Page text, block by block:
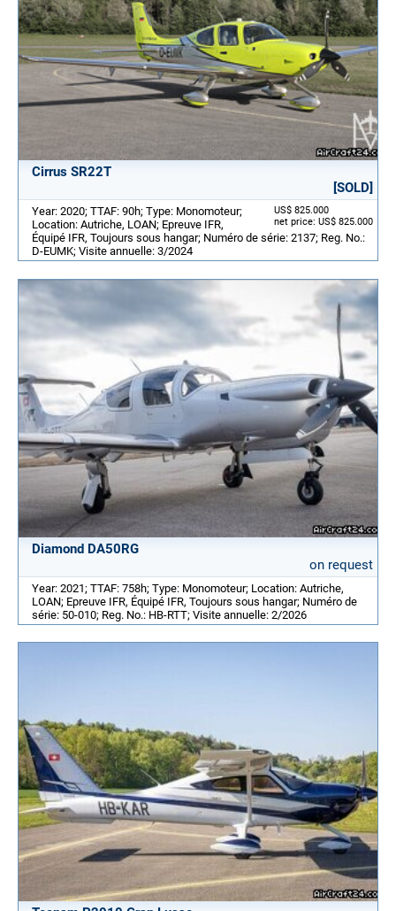
Cirrus SR22T
[SOLD]
US$ 825.000
net price: US$ 825.000
Year: 2020; TTAF: 90h; Type: Monomoteur;
Location: Autriche, LOAN; Epreuve IFR,
Équipé IFR, Toujours sous hangar; Numéro de série: 2137; Reg. No.:
D-EUMK; Visite annuelle: 3/2024
Diamond DA50RG
on request
Year: 2021; TTAF: 758h; Type: Monomoteur; Location: Autriche,
LOAN; Epreuve IFR, Équipé IFR, Toujours sous hangar; Numéro de
série: 50-010; Reg. No.: HB-RTT; Visite annuelle: 2/2026